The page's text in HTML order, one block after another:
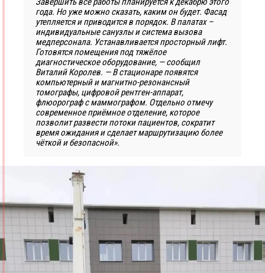
года. Но уже можно сказать, каким он будет. Фасад
утепляется и приводится в порядок. В палатах –
индивидуальные санузлы и система вызова
медперсонала. Устанавливается просторный лифт.
Готовятся помещения под тяжёлое
диагностическое оборудование, — сообщил
Виталий Королев. — В стационаре появятся
компьютерный и магнитно-резонансный
томографы, цифровой рентген-аппарат,
флюорограф с маммографом. Отдельно отмечу
современное приёмное отделение, которое
позволит развести потоки пациентов, сократит
время ожидания и сделает маршрутизацию более
чёткой и безопасной».